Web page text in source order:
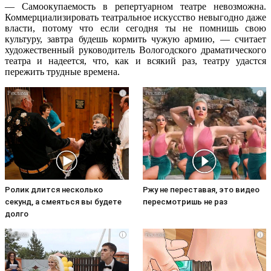
— Самоокупаемость в репертуарном театре невозможна.
Коммерциализировать театральное искусство невыгодно даже
власти, потому что если сегодня ты не помнишь свою
культуру, завтра будешь кормить чужую армию, — считает
художественный руководитель Вологодского драматического
театра и надеется, что, как и всякий раз, театру удастся
пережить трудные времена.
i
Ролик длится несколько
секунд, а смеяться вы будете
долго
i
Ржу не переставая, это видео
пересмотришь не раз
i i